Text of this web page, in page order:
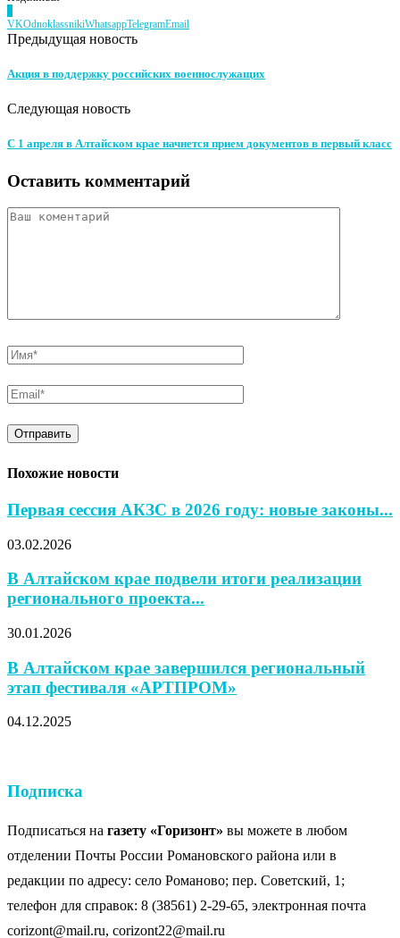
VKOdnoklassnikiWhatsappTelegramEmail
Предыдущая новость
Акция в поддержку российских военнослужащих
Следующая новость
С 1 апреля в Алтайском крае начнется прием документов в первый класс
Оставить комментарий
Похожие новости
Первая сессия АКЗС в 2026 году: новые законы...
03.02.2026
В Алтайском крае подвели итоги реализации
регионального проекта...
30.01.2026
В Алтайском крае завершился региональный
этап фестиваля «АРТПРОМ»
04.12.2025
Подписка
Подписаться на газету «Горизонт» вы можете в любом
отделении Почты России Романовского района или в
редакции по адресу: село Романово; пер. Советский, 1;
телефон для справок: 8 (38561) 2-29-65, электронная почта
corizont@mail.ru, corizont22@mail.ru